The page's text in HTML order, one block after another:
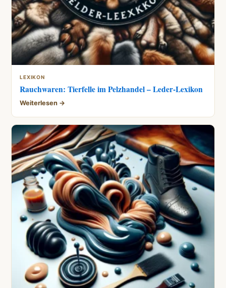
LEXIKON
Rauchwaren: Tierfelle im Pelzhandel – Leder-Lexikon
Weiterlesen →